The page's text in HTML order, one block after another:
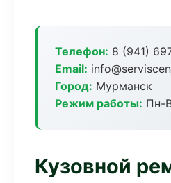
Телефон: 8 (941)
Email:
Город: Мурманск
Режим работы: Пн-
Кузовной